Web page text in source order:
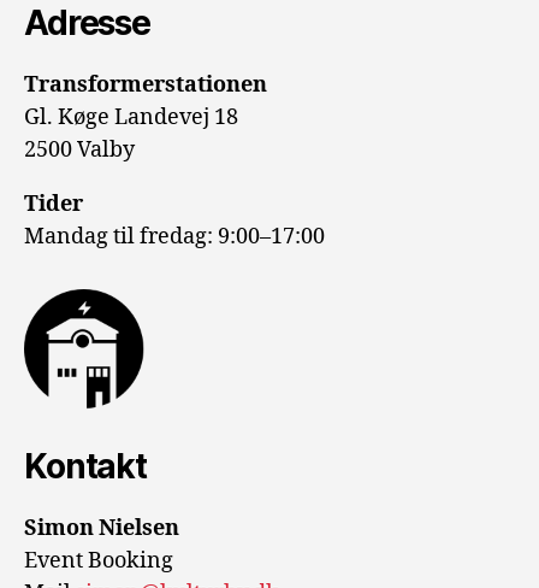
Adresse
Transformerstationen
Gl. Køge Landevej 18
2500 Valby
Tider
Mandag til fredag: 9:00–17:00
Kontakt
Simon Nielsen
Event Booking